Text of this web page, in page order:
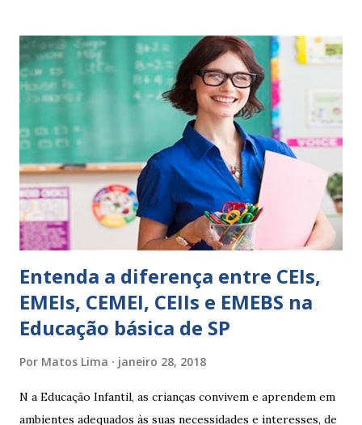
sempre as intervenções feitas para ações apresentadas,
isso ressalta trabalho. SUGESTÕES DE PALAVRAS E
EXPRESSÕES PARA USO EM RELATÓRIOS Você pensa Você
escreve O aluno não sabe O aluno não adquiriu os
conceitos, está em fase de aprendizado. Não tem limites
Apresenta dificuldades de auto-regulação, pois… É nervoso
Ainda não desenvolveu habilidades para convívio no
ambiente...
Entenda a diferença entre CEIs,
EMEIs, CEMEI, CEIIs e EMEBS na
Educação básica de SP
Por Matos Lima janeiro 28, 2018
N a Educação Infantil, as crianças convivem e aprendem em
ambientes adequados às suas necessidades e interesses, de